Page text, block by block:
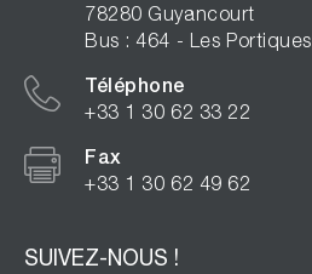
78280 Guyancourt
Bus : 464 - Les Portiques
Téléphone
+33 1 30 62 33 22
Fax
+33 1 30 62 49 62
SUIVEZ-NOUS !